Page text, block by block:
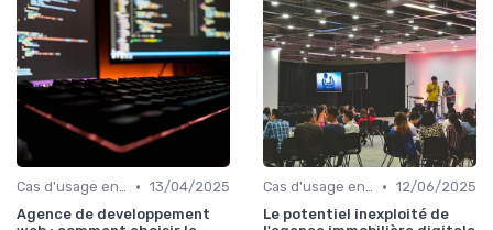
Cas d'usage en entreprise • 13/04/2025
Agence de developpement
Cas d'usage en entreprise • 12/06/2025
Le potentiel inexploité de